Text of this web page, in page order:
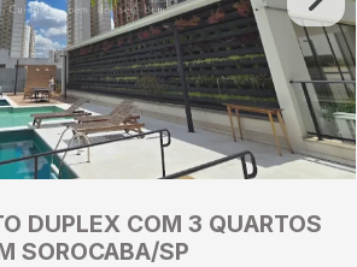
DUPLEX COM 3 QUARTOS
SOROCABA/SP